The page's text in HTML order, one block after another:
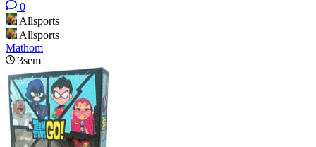
0
Allsports
Allsports
Mathom
3sem